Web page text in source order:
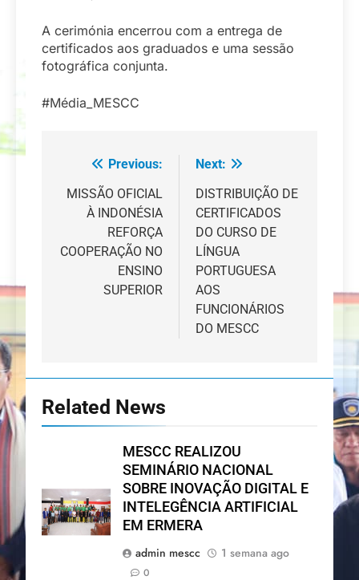
A cerimónia encerrou com a entrega de
certificados aos graduados e uma sessão
fotográfica conjunta.
#Média_MESCC
Navegação
de
artigos
Previous:
MISSÃO OFICIAL
À INDONÉSIA
REFORÇA
COOPERAÇÃO NO
ENSINO
SUPERIOR
Next:
DISTRIBUIÇÃO DE
CERTIFICADOS
DO CURSO DE
LÍNGUA
PORTUGUESA
AOS
FUNCIONÁRIOS
DO MESCC
Related News
MESCC REALIZOU
SEMINÁRIO NACIONAL
SOBRE INOVAÇÃO DIGITAL E
INTELEGÊNCIA ARTIFICIAL
EM ERMERA
admin mescc
1 semana ago
0